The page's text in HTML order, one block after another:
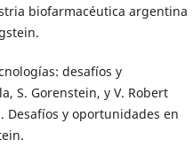
biofarmacéutica argentina
desafíos y
S. Gorenstein, y V. Robert
Desafíos y oportunidades en